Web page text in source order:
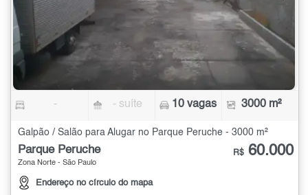
- - suíte 10 vagas 3000 m²
Galpão / Salão para Alugar no Parque Peruche - 3000 m²
Parque Peruche
Zona Norte - São Paulo
Endereço no círculo do mapa
R$ 60.000